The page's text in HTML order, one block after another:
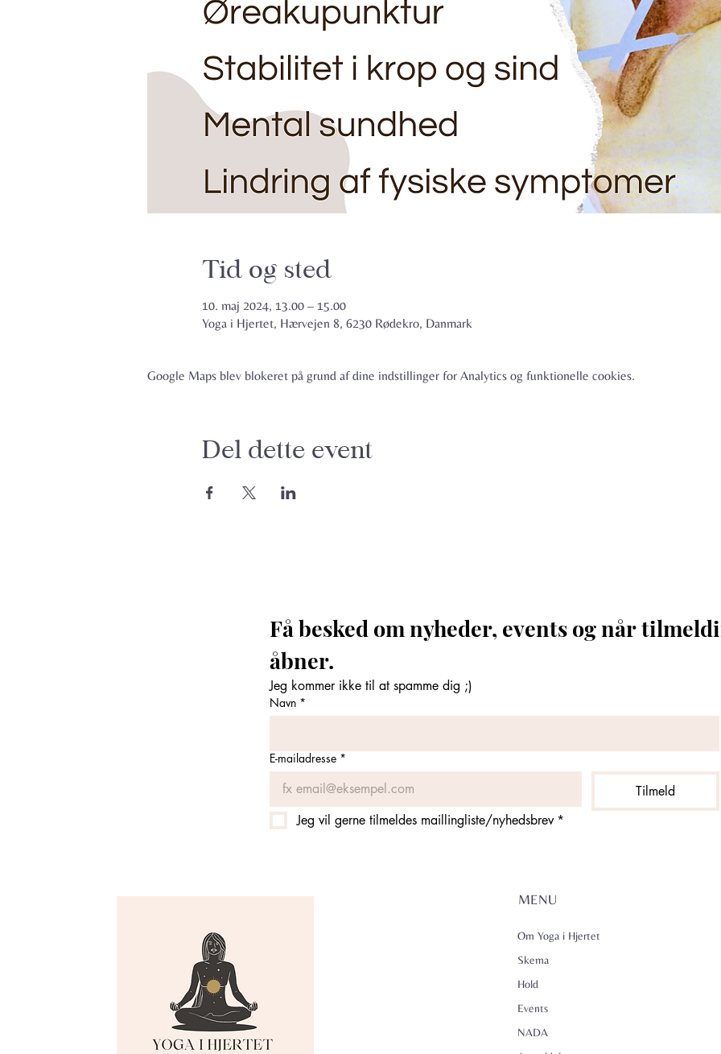
Tid og sted
10. maj 2024, 13.00 – 15.00
Yoga i Hjertet, Hærvejen 8, 6230 Rødekro, Danmark
Google Maps blev blokeret på grund af dine indstillinger for Analytics og funktionelle cookies.
Del dette event
Få besked om nyheder, events og når
Jeg kommer ikke til at spamme dig ;)
Navn *
E-mailadresse *
Tilmeld
Jeg vil gerne tilmeldes maillingliste/nyhedsbrev *
MENU
Om Yoga i Hjertet
Skema
Hold
Events
NADA